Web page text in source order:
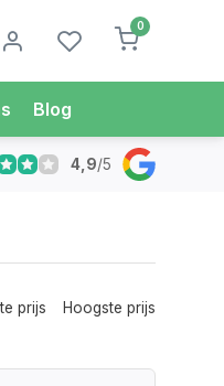
0
Blog
in Huis*
4,9/5
prijs Hoogste prijs